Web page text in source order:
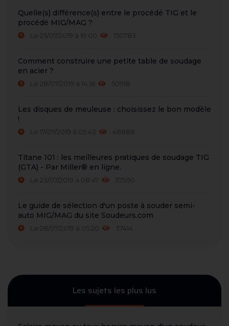
Quelle(s) différence(s) entre le procédé TIG et le
procédé MIG/MAG ?
Le 25/07/2019 à 19:00 150783
Comment construire une petite table de soudage
en acier ?
Le 28/07/2019 à 14:16 50918
Les disques de meuleuse : choisissez le bon modèle
!
Le 17/07/2019 à 05:43 48888
Titane 101 : les meilleures pratiques de soudage TIG
(GTA) - Par Miller® en ligne.
Le 23/07/2019 à 08:47 37950
Le guide de sélection d'un poste à souder semi-
auto MIG/MAG du site Soudeurs.com
Le 28/07/2019 à 05:20 37414
Les sujets les plus lus